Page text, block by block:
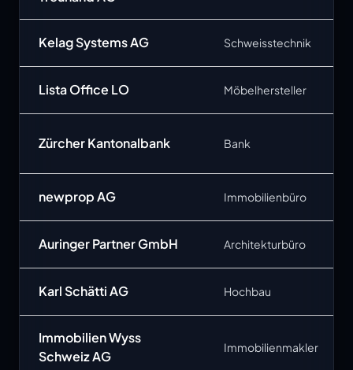
Kelag Systems AG Schweisstechnik
Lista Office LO Möbelhersteller
Zürcher Kantonalbank Bank
newprop AG Immobilienbüro
Auringer Partner GmbH Architekturbüro
Karl Schätti AG Hochbau
Immobilien Wyss
Schweiz AG
Immobilienmakler